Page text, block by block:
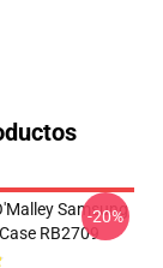
Samsung
RB2709
-20%